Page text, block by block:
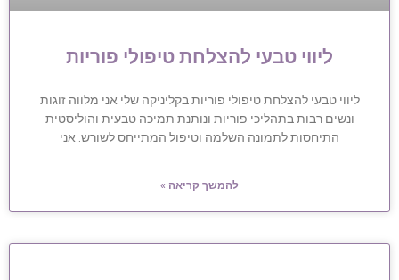
ליווי טבעי להצלחת טיפולי פוריות
ליווי טבעי להצלחת טיפולי פוריות בקליניקה שלי אני מלווה זוגות
ונשים רבות בתהליכי פוריות ונותנת תמיכה טבעית והוליסטית
התיחסות לתמונה השלמה וטיפול המתייחס לשורש. אני
להמשך קריאה »